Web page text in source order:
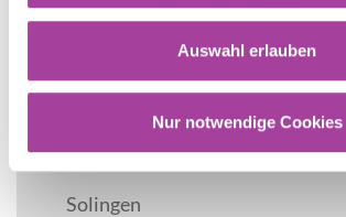
Auswahl erlauben
Nur notwendige Cookies
Rhein-Kreis-Neuss
Rhein-Sieg-Kreis
Solingen